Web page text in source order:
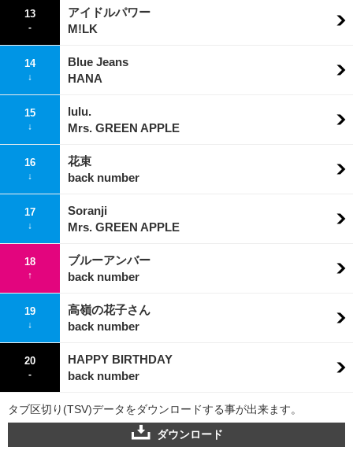
13
-
アイドルパワー
M!LK
14
↓
Blue Jeans
HANA
15
↓
lulu.
Mrs. GREEN APPLE
16
↓
花束
back number
17
↓
Soranji
Mrs. GREEN APPLE
18
↑
ブルーアンバー
back number
19
↓
高嶺の花子さん
back number
20
-
HAPPY BIRTHDAY
back number
タブ区切り(TSV)データをダウンロードする事が出来ます。
ダウンロード